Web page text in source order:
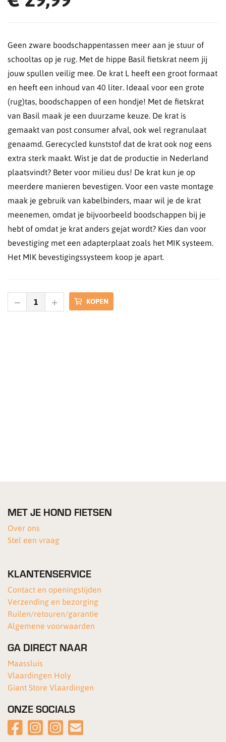
Geen zware boodschappentassen meer aan je stuur of
schooltas op je rug. Met de hippe Basil fietskrat neem jij
jouw spullen veilig mee. De krat L heeft een groot formaat
en heeft een inhoud van 40 liter. Ideaal voor een grote
(rug)tas, boodschappen of een hondje! Met de fietskrat
van Basil maak je een duurzame keuze. De krat is
gemaakt van post consumer afval, ook wel regranulaat
genaamd. Gerecycled kunststof dat de krat ook nog eens
extra sterk maakt. Wist je dat de productie in Nederland
plaatsvindt? Beter voor milieu dus! De krat kun je op
meerdere manieren bevestigen. Voor een vaste montage
maak je gebruik van kabelbinders, maar wil je de krat
meenemen, omdat je bijvoorbeeld boodschappen bij je
hebt of omdat je krat anders gejat wordt? Kies dan voor
bevestiging met een adapterplaat zoals het MIK systeem.
Het MIK bevestigingssysteem koop je apart.
KOPEN
MET JE HOND FIETSEN
Over ons
Stel een vraag
KLANTENSERVICE
Contact en openingstijden
Verzending en bezorging
Ruilen/retouren/garantie
Algemene voorwaarden
GA DIRECT NAAR
Maassluis
Vlaardingen Holy
Giant Store Vlaardingen
ONZE SOCIALS